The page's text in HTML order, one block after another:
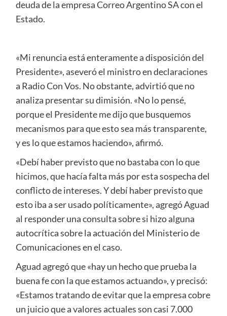
deuda de la empresa Correo Argentino SA con el
Estado.
«Mi renuncia está enteramente a disposición del
Presidente», aseveró el ministro en declaraciones
a Radio Con Vos. No obstante, advirtió que no
analiza presentar su dimisión. «No lo pensé,
porque el Presidente me dijo que busquemos
mecanismos para que esto sea más transparente,
y es lo que estamos haciendo», afirmó.
«Debí haber previsto que no bastaba con lo que
hicimos, que hacía falta más por esta sospecha del
conflicto de intereses. Y debí haber previsto que
esto iba a ser usado políticamente», agregó Aguad
al responder una consulta sobre si hizo alguna
autocrítica sobre la actuación del Ministerio de
Comunicaciones en el caso.
Aguad agregó que «hay un hecho que prueba la
buena fe con la que estamos actuando», y precisó:
«Estamos tratando de evitar que la empresa cobre
un juicio que a valores actuales son casi 7.000